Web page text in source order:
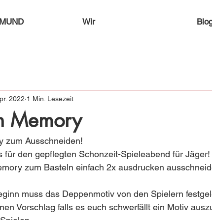
Wir
Memory
2022 1 Min. Lesezeit
zum Ausschneiden!
für den gepflegten Schonzeit-Spieleabend für Jäger!
zum Basteln einfach 2x ausdrucken
muss das Deppenmotiv von den Spielern
Vorschlag falls es euch schwerfällt ein Motiv